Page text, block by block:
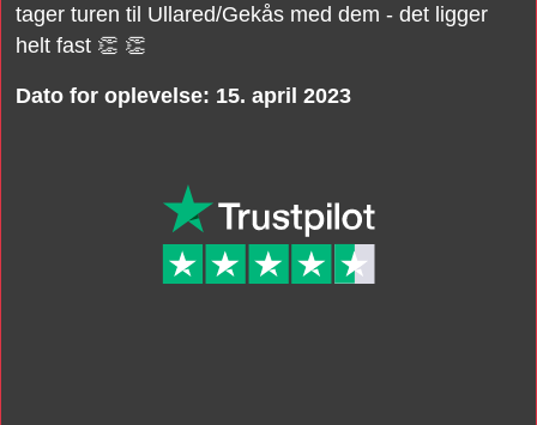
tager turen til Ullared/Gekås med dem - det ligger
helt fast 👏 👏
Dato for oplevelse: 15. april 2023